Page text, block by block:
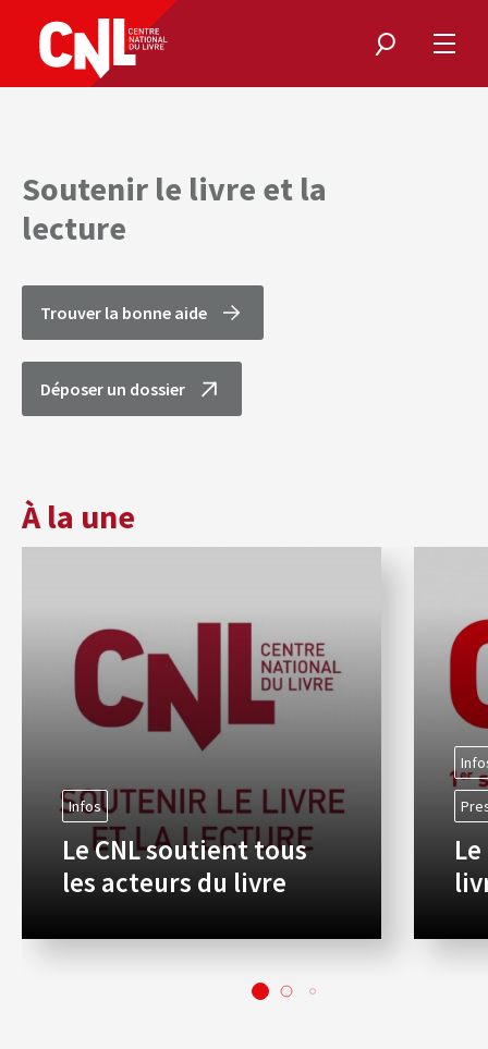
Rechercher
le
Soutenir le livre et la
lecture
Trouver la bonne aide
Déposer un dossier
À la une
Infos
Le CNL soutient tous
les acteurs du livre